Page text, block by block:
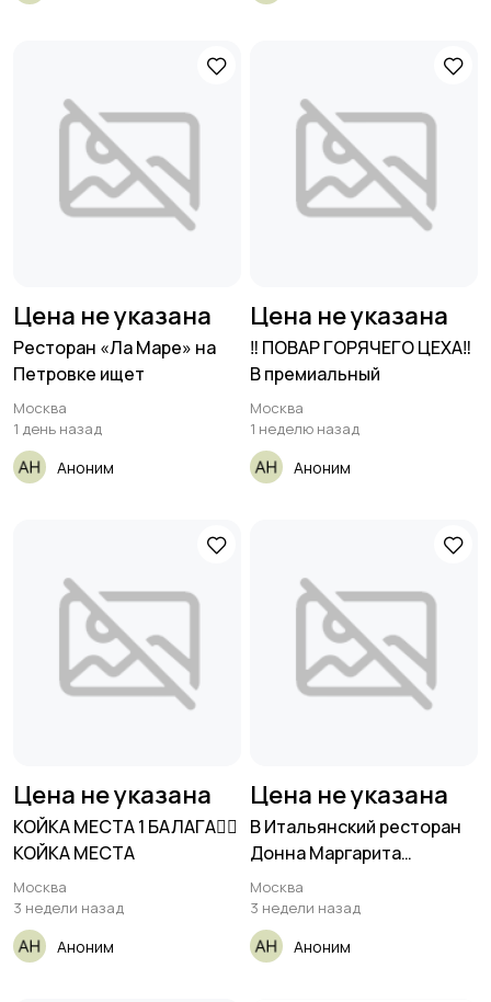
Цена не указана
Ресторан «Ла Маре» на
Петровке ищет
Москва
1 день назад
Аноним
Цена не указана
‼️ ПОВАР ГОРЯЧЕГО ЦЕХА‼️
В премиальный
Москва
1 неделю назад
Аноним
Цена не указана
КОЙКА МЕСТА 1 БАЛАГА👇🏻
КОЙКА МЕСТА
Москва
3 недели назад
Аноним
Цена не указана
В Итальянский ресторан
Донна Маргарита
Требуюется
Москва
3 недели назад
Аноним